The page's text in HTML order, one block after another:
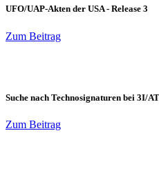
UFO/UAP-Akten der USA - Release 3
Zum Beitrag
Suche nach Technosignaturen bei 3I/
Zum Beitrag